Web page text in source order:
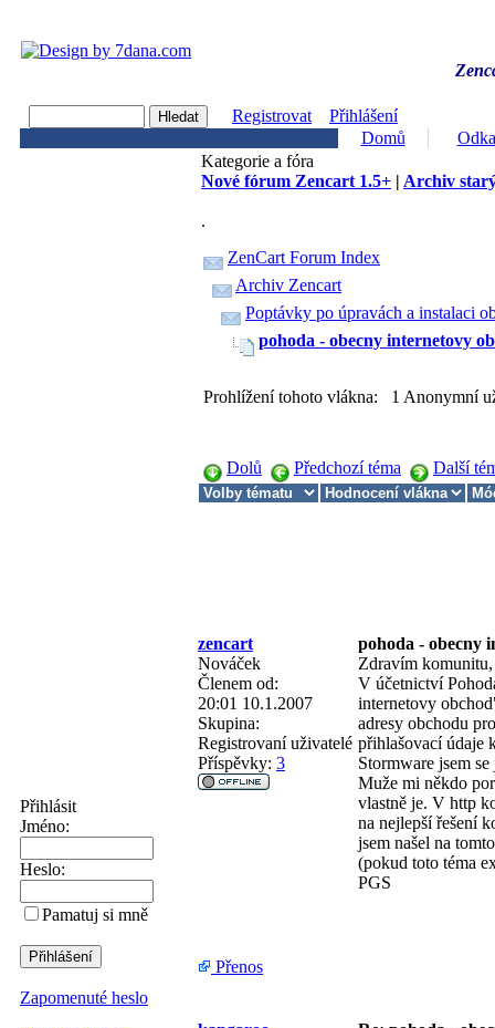
Registrovat
Přihlášení
Domů
Přihlásit
Jméno:
Heslo:
Pamatuj si mně
Zapomenuté heslo
Kategorie a fóra
Nové fórum Zencart 1.5+ | Archiv
.
ZenCart Forum Index
Archiv Zencart
Poptávky po úpravách a instalaci
pohoda - obecny internetovy
Prohlížení tohoto vlákna: 1 Anonymní
Dolů Předchozí téma Další
zencart
pohoda - obecny
Nováček
Členem od:
20:01 10.1.2007
Skupina:
Registrovaní uživatelé
Příspěvky: 3
Zdravím komunitu,
V účetnictví
internetovy
adresy obchodu
přihlašovací údaje
Stormware jsem
Muže mi někdo
vlastně je. V http
na nejlepší řešení
jsem našel na
(pokud toto téma
PGS
Přenos